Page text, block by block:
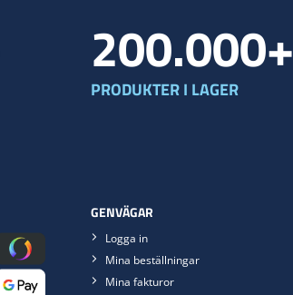
200.000+
PRODUKTER I LAGER
GENVÄGAR
Logga in
Mina beställningar
Mina fakturor